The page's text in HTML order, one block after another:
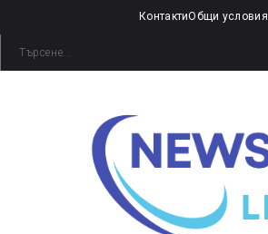
КонтактиОбщи условия